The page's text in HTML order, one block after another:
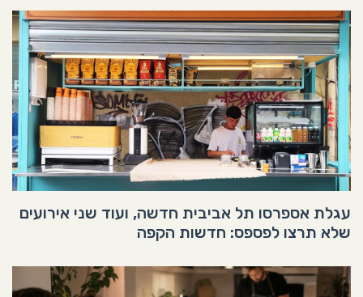
עגלת אספרסו תל אביבית חדשה, ועוד שני אירועים
שלא תרצו לפספס: חדשות הקפה